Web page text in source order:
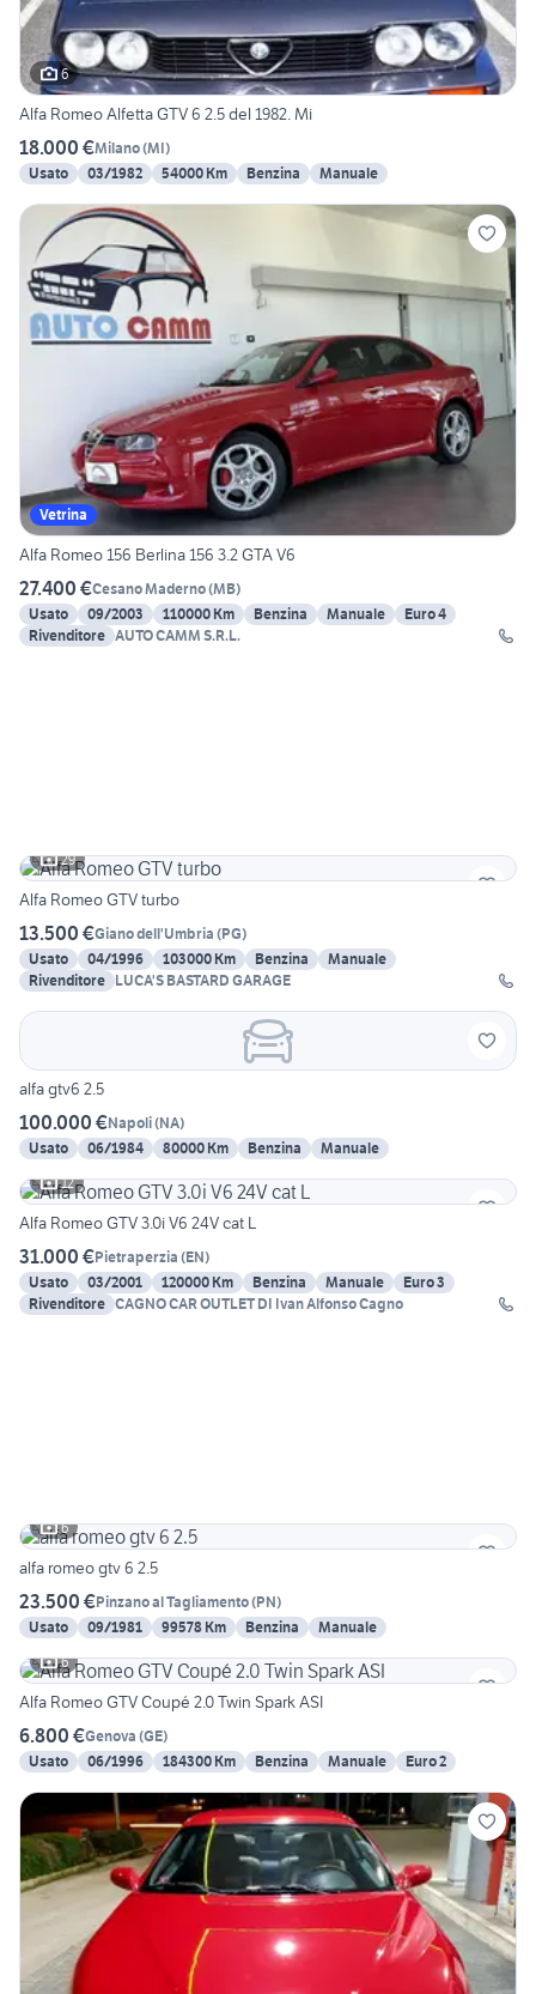
6
Alfa Romeo Alfetta GTV 6 2.5 del 1982. Mi
18.000 €Milano(MI)
Usato
03/1982 54000 Km Benzina Manuale
Vetrina
Alfa Romeo 156 Berlina 156 3.2 GTA V6
27.400 €Cesano Maderno(MB)
Usato
09/2003 110000 Km Benzina Manuale
Euro 4
Rivenditore AUTO CAMM S.R.L.
29
Alfa Romeo GTV turbo
13.500 €Giano dell'Umbria (PG)
Usato
04/1996 103000 Km Benzina
Manuale
Rivenditore LUCA'S BASTARD GARAGE
alfa gtv6 2.5
100.000 €Napoli(NA)
Usato
06/1984 80000 Km Benzina
Manuale
12
Alfa Romeo GTV 3.0i V6 24V cat L
31.000 €Pietraperzia (EN)
Usato
03/2001 120000 Km Benzina Manuale
Euro 3
Rivenditore
CAGNO CAR OUTLET DI Ivan Alfonso Cagno
6
alfa romeo gtv 6 2.5
23.500 €Pinzano al Tagliamento(PN)
Usato
09/1981 99578 Km Benzina
Manuale
6
Alfa Romeo GTV Coupé 2.0 Twin Spark ASI
6.800 €Genova (GE)
Usato
06/1996 184300 Km Benzina Manuale Euro 2